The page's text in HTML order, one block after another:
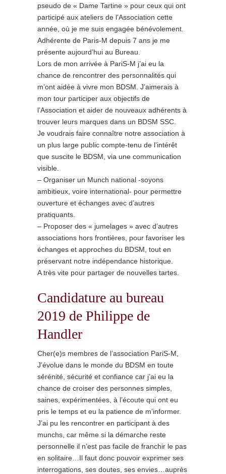
pseudo de « Dame Tartine » pour ceux qui ont
participé aux ateliers de l’Association cette
année, où je me suis engagée bénévolement.
Adhérente de Paris-M depuis 7 ans je me
présente aujourd’hui au Bureau.
Lors de mon arrivée à PariS-M j’ai eu la
chance de rencontrer des personnalités qui
m’ont aidée à vivre mon BDSM. J’aimerais à
mon tour participer aux objectifs de
l’Association et aider de nouveaux adhérents à
trouver leurs marques dans un BDSM SSC.
Je voudrais faire connaître notre association à
un plus large public compte-tenu de l’intérêt
que suscite le BDSM, via une communication
visible.
– Organiser un Munch national -soyons
ambitieux, voire international- pour permettre
ouverture et échanges avec d’autres
pratiquants.
– Proposer des « jumelages » avec d’autres
associations hors frontières, pour favoriser les
échanges et approches du BDSM, tout en
préservant notre indépendance historique.
A très vite pour partager de nouvelles tartes.
Candidature au bureau
2019 de Philippe de
Handler
Cher(e)s membres de l’association PariS-M,
J’évolue dans le monde du BDSM en toute
sérénité, sécurité et confiance car j’ai eu la
chance de croiser des personnes simples,
saines, expérimentées, à l’écoute qui ont eu
pris le temps et eu la patience de m’informer.
J’ai pu les rencontrer en participant à des
munchs, car même si la démarche reste
personnelle il n’est pas facile de franchir le pas
en solitaire…Il faut donc pouvoir exprimer ses
interrogations, ses doutes, ses envies…auprès